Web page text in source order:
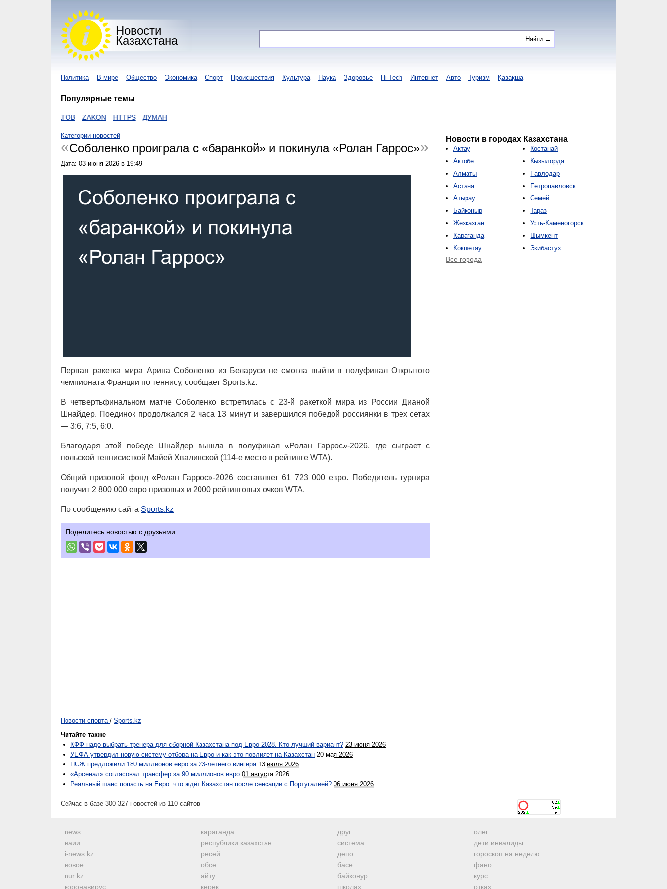
Новости
Казахстана
Политика В мире Общество Экономика Спорт Происшествия Культура Наука Здоровье Hi-Tech Интернет Авто Туризм Қазақша
Популярные темы
ЕГОВ ZAKON HTTPS ДУМАН
Категории новостей
Соболенко проиграла с «баранкой» и покинула «Ролан Гаррос»
Дата: 03 июня 2026 в 19:49
Первая ракетка мира Арина Соболенко из Беларуси не смогла выйти в полуфинал Открытого
чемпионата Франции по теннису, сообщает Sports.kz.
В четвертьфинальном матче Соболенко встретилась с 23-й ракеткой мира из России Дианой
Шнайдер. Поединок продолжался 2 часа 13 минут и завершился победой россиянки в трех сетах
— 3:6, 7:5, 6:0.
Благодаря этой победе Шнайдер вышла в полуфинал «Ролан Гаррос»-2026, где сыграет с
польской теннисисткой Майей Хвалинской (114-е место в рейтинге WTA).
Общий призовой фонд «Ролан Гаррос»-2026 составляет 61 723 000 евро. Победитель турнира
получит 2 800 000 евро призовых и 2000 рейтинговых очков WTA.
По сообщению сайта Sports.kz
Поделитесь новостью с друзьями
Новости спорта / Sports.kz
Читайте также
КФФ надо выбрать тренера для сборной Казахстана под Евро-2028. Кто лучший вариант? 23 июня 2026
УЕФА утвердил новую систему отбора на Евро и как это повлияет на Казахстан 20 мая 2026
ПСЖ предложили 180 миллионов евро за 23-летнего вингера 13 июля 2026
«Арсенал» согласовал трансфер за 90 миллионов евро 01 августа 2026
Реальный шанс попасть на Евро: что ждёт Казахстан после сенсации с Португалией? 06 июня 2026
Новости в городах Казахстана
Актау
Актобе
Алматы
Астана
Атырау
Байконыр
Жезказган
Караганда
Кокшетау
Костанай
Кызылорда
Павлодар
Петропавловск
Семей
Тараз
Усть-Каменогорск
Шымкент
Экибастуз
Все города
Сейчас в базе 300 327 новостей из 110 сайтов
news
наии
i-news kz
новое
nur kz
коронавирус
караганда
республики казахстан
ресей
обсе
айту
керек
друг
система
депо
басе
байконур
школах
олег
дети инвалиды
гороскоп на неделю
фано
курс
отказ